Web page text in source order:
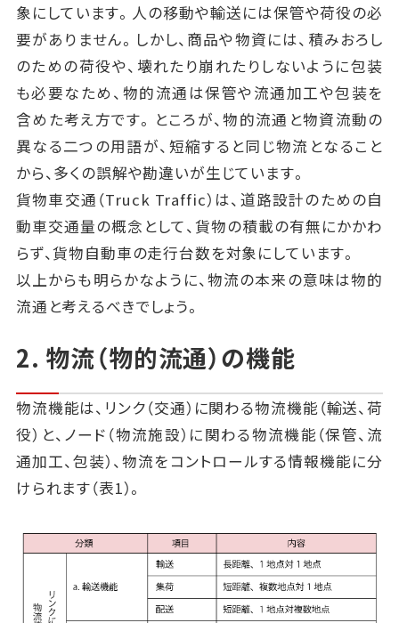
象にしています。人の移動や輸送には保管や荷役の必
要がありません。しかし、商品や物資には、積みおろし
のための荷役や、壊れたり崩れたりしないように包装
も必要なため、物的流通は保管や流通加工や包装を
含めた考え方です。ところが、物的流通と物資流動の
異なる二つの用語が、短縮すると同じ物流となること
から、多くの誤解や勘違いが生じています。
貨物車交通（Truck Traffic）は、道路設計のための自
動車交通量の概念として、貨物の積載の有無にかかわ
らず、貨物自動車の走行台数を対象にしています。
以上からも明らかなように、物流の本来の意味は物的
流通と考えるべきでしょう。
2. 物流（物的流通）の機能
物流機能は、リンク（交通）に関わる物流機能（輸送、荷
役）と、ノード（物流施設）に関わる物流機能（保管、流
通加工、包装）、物流をコントロールする情報機能に分
けられます（表1）。